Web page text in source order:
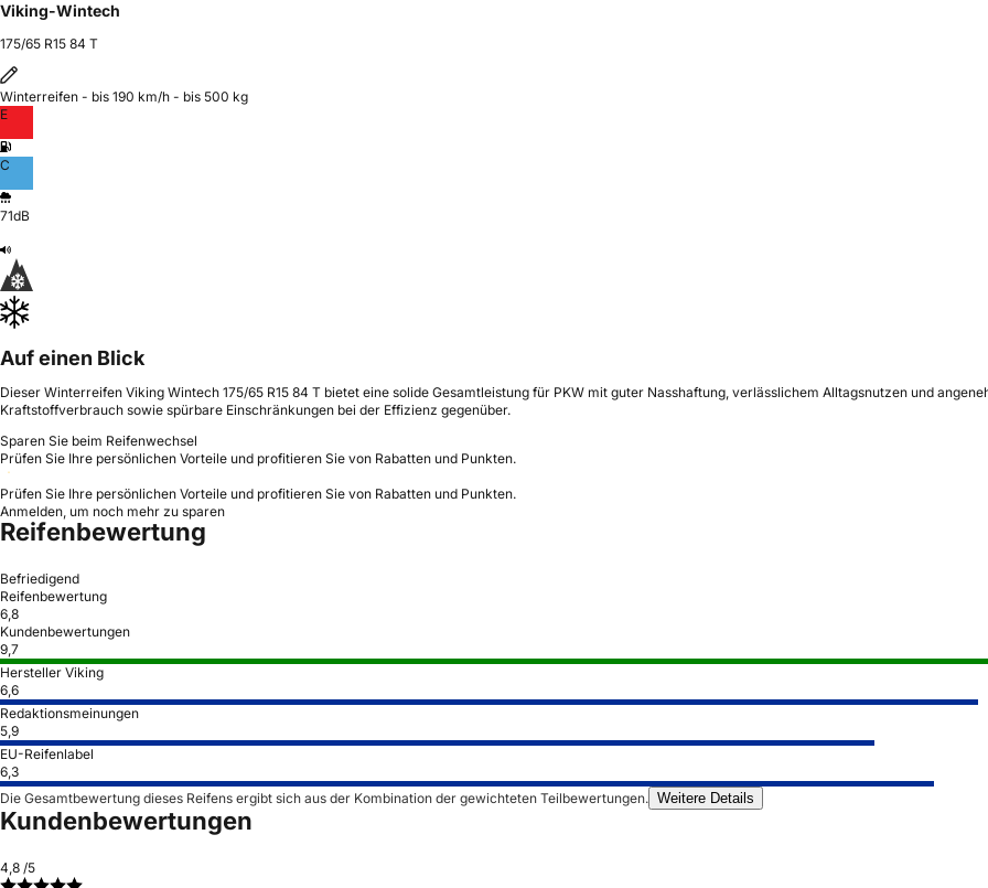
Viking-Wintech
175/65 R15 84 T
Winterreifen - bis 190 km/h - bis 500 kg
E
C
71dB
Auf einen Blick
Dieser Winterreifen Viking Wintech 175/65 R15 84 T bietet eine solide Gesamtleistung für PKW mit guter Nasshaftung, verlässlichem Alltagsnutzen und
Kraftstoffverbrauch sowie spürbare Einschränkungen bei der Effizienz gegenüber.
Sparen Sie beim Reifenwechsel
Prüfen Sie Ihre persönlichen Vorteile und profitieren Sie von Rabatten und Punkten.
Prüfen Sie Ihre persönlichen Vorteile und profitieren Sie von Rabatten und Punkten.
Anmelden, um noch mehr zu sparen
Reifenbewertung
Befriedigend
Reifenbewertung
6,8
Kundenbewertungen
9,7
Hersteller Viking
6,6
Redaktionsmeinungen
5,9
EU-Reifenlabel
6,3
Die Gesamtbewertung dieses Reifens ergibt sich aus der Kombination der gewichteten Teilbewertungen. Weitere Details
Kundenbewertungen
4,8 /5